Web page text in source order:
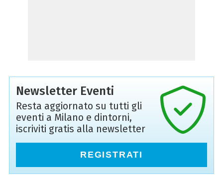
Newsletter Eventi
Resta aggiornato su tutti gli
eventi a Milano e dintorni,
iscriviti gratis alla newsletter
REGISTRATI